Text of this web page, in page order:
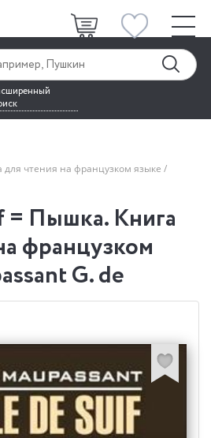
чтения на французком языке
= Пышка. Книга
французком
G. de